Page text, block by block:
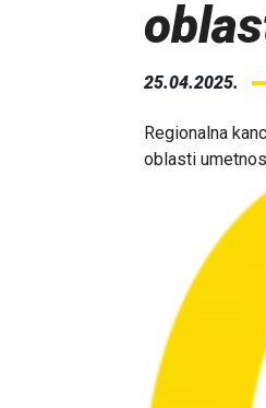
25.04.2025.
Regionalna
oblasti